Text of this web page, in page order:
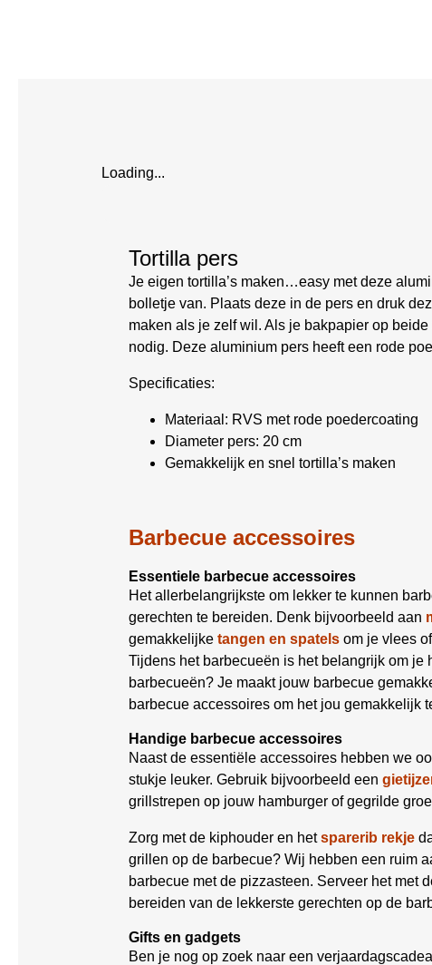
Loading...
Tortilla pers
Je eigen tortilla’s maken…easy met deze
bolletje van. Plaats deze in de pers en druk
maken als je zelf wil. Als je bakpapier op
nodig. Deze aluminium pers heeft een rode
Specificaties:
Materiaal: RVS met rode poedercoating
Diameter pers: 20 cm
Gemakkelijk en snel tortilla’s maken
Barbecue accessoires
Essentiele barbecue accessoires
Het allerbelangrijkste om lekker te kunnen
gerechten te bereiden. Denk bijvoorbeeld aan
gemakkelijke tangen en spatels om je vlees
Tijdens het barbecueën is het belangrijk om
barbecueën? Je maakt jouw barbecue
barbecue accessoires om het jou gemakkelijk
Handige barbecue accessoires
Naast de essentiële accessoires hebben we
stukje leuker. Gebruik bijvoorbeeld een
grillstrepen op jouw hamburger of gegrilde
Zorg met de kiphouder en hetsparerib rekje
grillen op de barbecue? Wij hebben een ruim
barbecue met de pizzasteen. Serveer het met
bereiden van de lekkerste gerechten op de
Gifts en gadgets
Ben je nog op zoek naar een